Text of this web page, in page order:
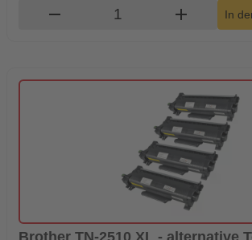
remove Produkt Warenkorb
add In
Brother TN-2510 XL - alternative